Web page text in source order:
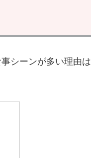
シーンが多い理由は